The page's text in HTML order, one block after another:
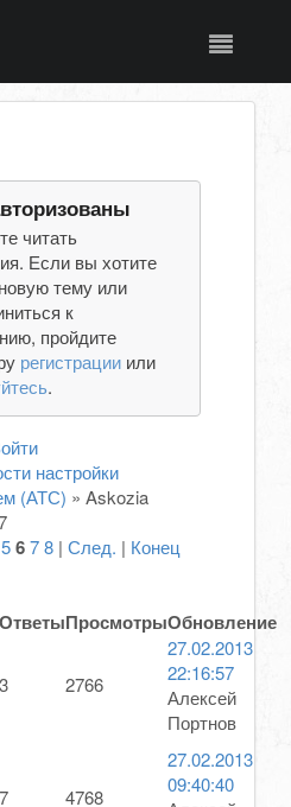
читать
Если вы хотите
тему или
к
пройдите
регистрацииили
.
настройки
(АТС) » Askozia
5678 | След. | Конец
ОтветыПросмотрыОбновление
3 2766
27.02.2013
22:16:57
Алексей
Портнов
7 4768
27.02.2013
09:40:40